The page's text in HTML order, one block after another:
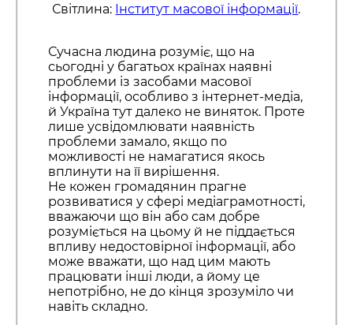
Світлина: Інститут масової інформації.
Сучасна людина розуміє, що на
сьогодні у багатьох країнах наявні
проблеми із засобами масової
інформації, особливо з інтернет-медіа,
й Україна тут далеко не виняток. Проте
лише усвідомлювати наявність
проблеми замало, якщо по
можливості не намагатися якось
вплинути на її вирішення.
Не кожен громадянин прагне
розвиватися у сфері медіаграмотності,
вважаючи що він або сам добре
розуміється на цьому й не піддається
впливу недостовірної інформації, або
може вважати, що над цим мають
працювати інші люди, а йому це
непотрібно, не до кінця зрозуміло чи
навіть складно.